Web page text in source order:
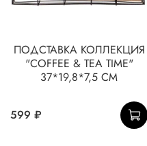
ПОДСТАВКА КОЛЛЕКЦИЯ
"COFFEE & TEA TIME"
37*19,8*7,5 СМ
599 ₽